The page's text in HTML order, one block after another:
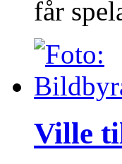
får
Ville